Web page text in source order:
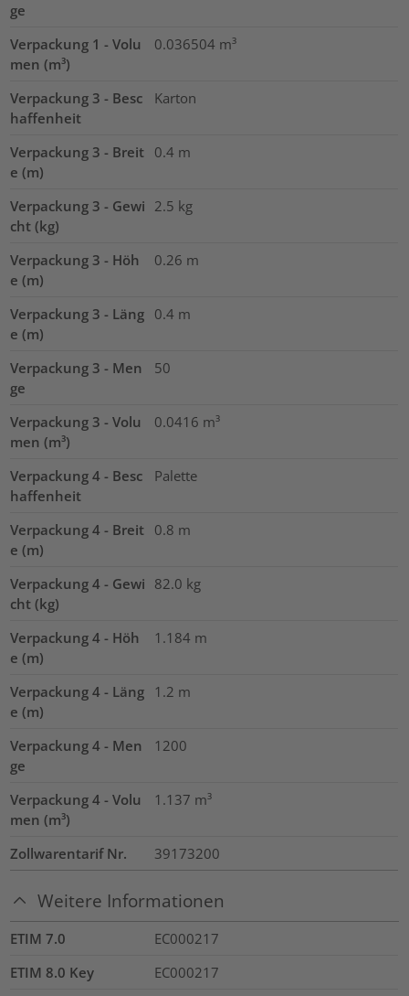
ge
Verpackung 1 - Volu
men (m³)
0.036504 m³
Verpackung 3 - Besc
haffenheit
Karton
Verpackung 3 - Breit
e (m)
0.4 m
Verpackung 3 - Gewi
cht (kg)
2.5 kg
Verpackung 3 - Höh
e (m)
0.26 m
Verpackung 3 - Läng
e (m)
0.4 m
Verpackung 3 - Men
ge
50
Verpackung 3 - Volu
men (m³)
0.0416 m³
Verpackung 4 - Besc
haffenheit
Palette
Verpackung 4 - Breit
e (m)
0.8 m
Verpackung 4 - Gewi
cht (kg)
82.0 kg
Verpackung 4 - Höh
e (m)
1.184 m
Verpackung 4 - Läng
e (m)
1.2 m
Verpackung 4 - Men
ge
1200
Verpackung 4 - Volu
men (m³)
1.137 m³
Zollwarentarif Nr. 39173200
Weitere Informationen
ETIM 7.0
EC000217
ETIM 8.0 Key
EC000217